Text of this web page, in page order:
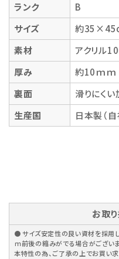
ランク
B
サイズ
約
素材
アクリル
厚み
約10ｍｍ
裏面
滑りにくい
生産国
日本製（自
お取
● サイズ安定性の良い資材を採用
ｍ前後の縮みがでる場合がござい
本特性の為、ご了承の上でお買い求